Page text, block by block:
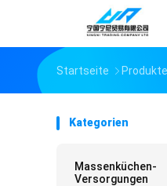
Startseite Produkte
Kategorien
Massenküchen-
Versorgungen